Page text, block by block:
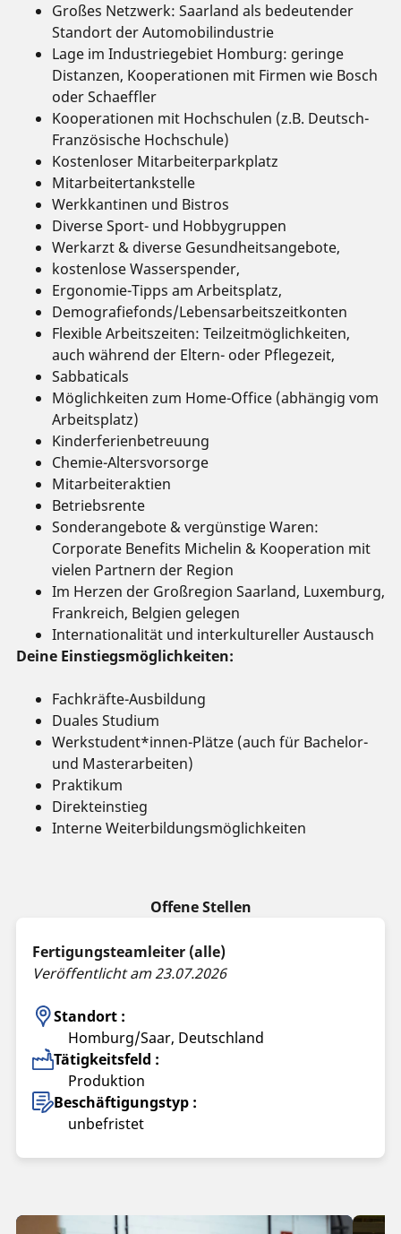
Großes Netzwerk: Saarland als bedeutender
Standort der Automobilindustrie
Lage im Industriegebiet Homburg: geringe
Distanzen, Kooperationen mit Firmen wie Bosch
oder Schaeffler
Kooperationen mit Hochschulen (z.B. Deutsch-
Französische Hochschule)
Kostenloser Mitarbeiterparkplatz
Mitarbeitertankstelle
Werkkantinen und Bistros
Diverse Sport- und Hobbygruppen
Werkarzt & diverse Gesundheitsangebote,
kostenlose Wasserspender,
Ergonomie-Tipps am Arbeitsplatz,
Demografiefonds/Lebensarbeitszeitkonten
Flexible Arbeitszeiten: Teilzeitmöglichkeiten,
auch während der Eltern- oder Pflegezeit,
Sabbaticals
Möglichkeiten zum Home-Office (abhängig vom
Arbeitsplatz)
Kinderferienbetreuung
Chemie-Altersvorsorge
Mitarbeiteraktien
Betriebsrente
Sonderangebote & vergünstige Waren:
Corporate Benefits Michelin & Kooperation mit
vielen Partnern der Region
Im Herzen der Großregion Saarland, Luxemburg,
Frankreich, Belgien gelegen
Internationalität und interkultureller Austausch
Deine Einstiegsmöglichkeiten:
Fachkräfte-Ausbildung
Duales Studium
Werkstudent*innen-Plätze (auch für Bachelor-
und Masterarbeiten)
Praktikum
Direkteinstieg
Interne Weiterbildungsmöglichkeiten
Offene Stellen
Fertigungsteamleiter (alle)
Veröffentlicht am 23.07.2026
Standort :
Homburg/Saar, Deutschland
Tätigkeitsfeld :
Produktion
Beschäftigungstyp :
unbefristet